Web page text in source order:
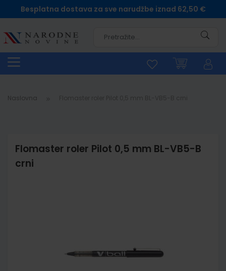
Besplatna dostava za sve narudžbe iznad 62,50 €
Naslovna
Flomaster roler Pilot 0,5 mm BL-VB5-B
crni